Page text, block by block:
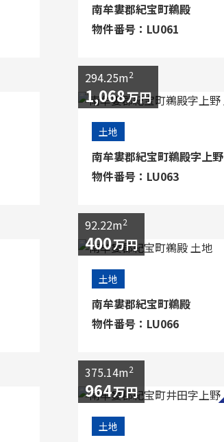
南牟婁郡紀宝町鵜殿
物件番号：LU061
294.25m2
1,068万円
土地
南牟婁郡紀宝町鵜殿字上野
物件番号：LU063
92.22m2
400万円
土地
南牟婁郡紀宝町鵜殿
物件番号：LU066
375.14m2
964万円
土地